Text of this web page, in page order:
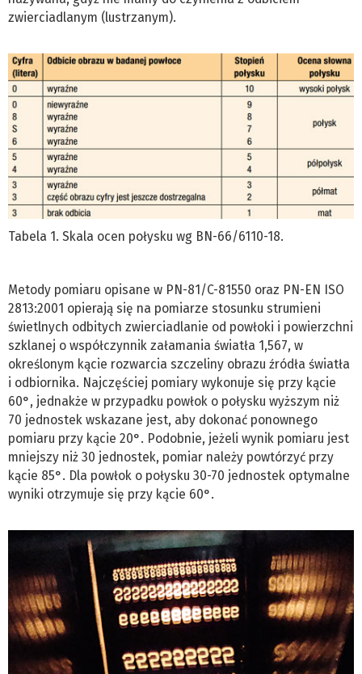
zwierciadlanym (lustrzanym).
Tabela 1. Skala ocen połysku wg BN-66/6110-18.
Metody pomiaru opisane w PN-81/C-81550 oraz PN-EN ISO
2813:2001 opierają się na pomiarze stosunku strumieni
świetlnych odbitych zwierciadlanie od powłoki i powierzchni
szklanej o współczynnik załamania światła 1,567, w
określonym kącie rozwarcia szczeliny obrazu źródła światła
i odbiornika. Najczęściej pomiary wykonuje się przy kącie
60°, jednakże w przypadku powłok o połysku wyższym niż
70 jednostek wskazane jest, aby dokonać ponownego
pomiaru przy kącie 20°. Podobnie, jeżeli wynik pomiaru jest
mniejszy niż 30 jednostek, pomiar należy powtórzyć przy
kącie 85°. Dla powłok o połysku 30-70 jednostek optymalne
wyniki otrzymuje się przy kącie 60°.